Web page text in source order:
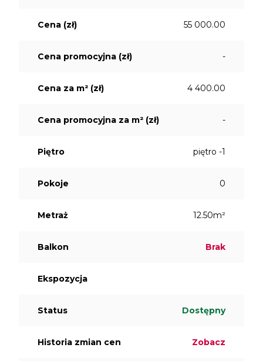
Cena (zł) 55 000.00
Cena promocyjna (zł) -
Cena za m² (zł) 4 400.00
Cena promocyjna za m² (zł) -
Piętro piętro -1
Pokoje 0
Metraż 12.50m²
Balkon Brak
Ekspozycja
Status Dostępny
Historia zmian cen Zobacz